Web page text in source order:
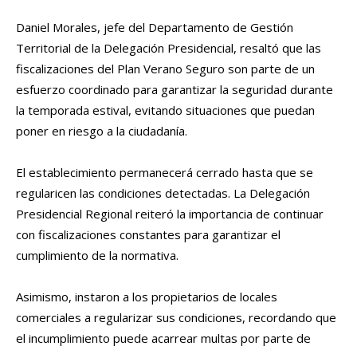
Daniel Morales, jefe del Departamento de Gestión
Territorial de la Delegación Presidencial, resaltó que las
fiscalizaciones del Plan Verano Seguro son parte de un
esfuerzo coordinado para garantizar la seguridad durante
la temporada estival, evitando situaciones que puedan
poner en riesgo a la ciudadanía.
El establecimiento permanecerá cerrado hasta que se
regularicen las condiciones detectadas. La Delegación
Presidencial Regional reiteró la importancia de continuar
con fiscalizaciones constantes para garantizar el
cumplimiento de la normativa.
Asimismo, instaron a los propietarios de locales
comerciales a regularizar sus condiciones, recordando que
el incumplimiento puede acarrear multas por parte de